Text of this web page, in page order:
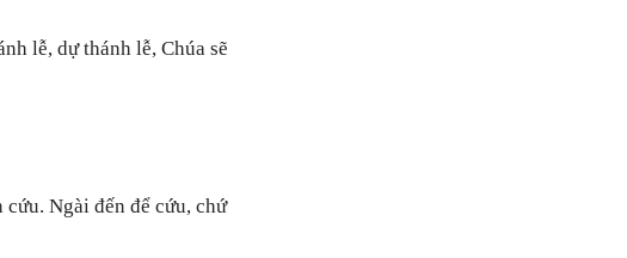
lễ, dự thánh lễ, Chúa sẽ
Ngài đến để cứu, chứ